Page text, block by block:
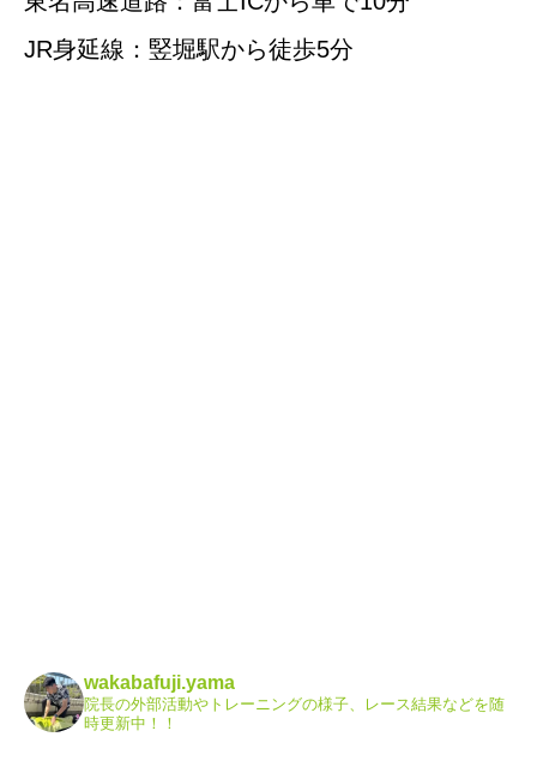
JR身延線：竪堀駅から徒歩5分
wakabafuji.yama
院長の外部活動やトレーニングの様子、レース結果などを随
時更新中！！